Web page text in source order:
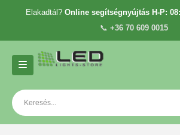
Elakadtál? Online segítségnyújtás H-P:
📞 +36 70 609 0015